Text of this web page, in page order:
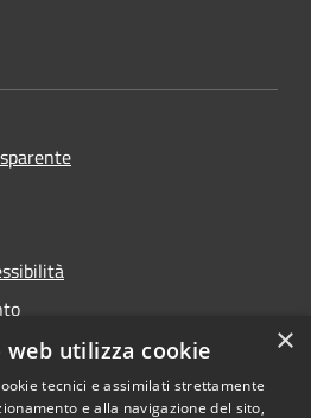
×
web utilizza cookie
tecnici e assimilati strettamente
e alla navigazione del sito,